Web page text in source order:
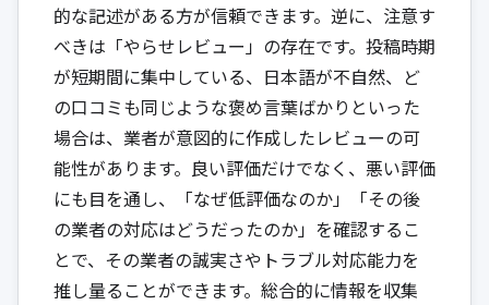
的な記述がある方が信頼できます。逆に、注意す
べきは「やらせレビュー」の存在です。投稿時期
が短期間に集中している、日本語が不自然、ど
の口コミも同じような褒め言葉ばかりといった
場合は、業者が意図的に作成したレビューの可
能性があります。良い評価だけでなく、悪い評価
にも目を通し、「なぜ低評価なのか」「その後
の業者の対応はどうだったのか」を確認するこ
とで、その業者の誠実さやトラブル対応能力を
推し量ることができます。総合的に情報を収集